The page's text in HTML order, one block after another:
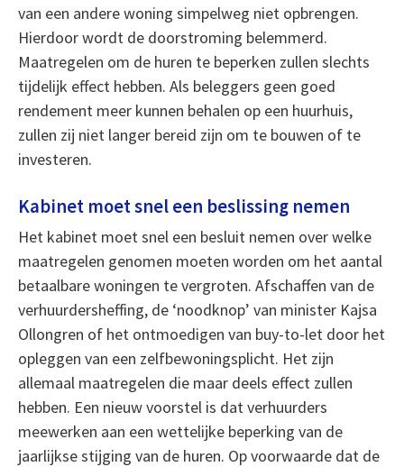
van een andere woning simpelweg niet opbrengen.
Hierdoor wordt de doorstroming belemmerd.
Maatregelen om de huren te beperken zullen slechts
tijdelijk effect hebben. Als beleggers geen goed
rendement meer kunnen behalen op een huurhuis,
zullen zij niet langer bereid zijn om te bouwen of te
investeren.
Kabinet moet snel een beslissing nemen
Het kabinet moet snel een besluit nemen over welke
maatregelen genomen moeten worden om het aantal
betaalbare woningen te vergroten. Afschaffen van de
verhuurdersheffing, de ‘noodknop’ van minister Kajsa
Ollongren of het ontmoedigen van buy-to-let door het
opleggen van een zelfbewoningsplicht. Het zijn
allemaal maatregelen die maar deels effect zullen
hebben. Een nieuw voorstel is dat verhuurders
meewerken aan een wettelijke beperking van de
jaarlijkse stijging van de huren. Op voorwaarde dat de